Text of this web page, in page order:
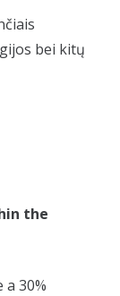
bei kitų
the
30%